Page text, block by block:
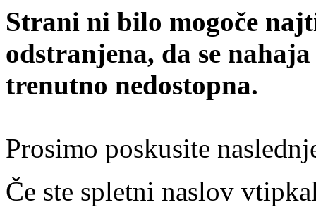
Strani ni bilo mogoče
odstranjena, da se
trenutno nedostopna.
Prosimo poskusite
Če ste spletni naslov